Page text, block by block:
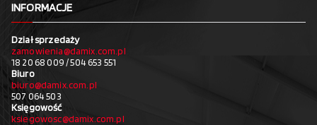
INFORMACJE
Dział sprzedaży
zamowienia@damix.com.pl
18 20 68 009 / 504 653 551
Biuro
biuro@damix.com.pl
507 064 503
Księgowość
ksiegowosc@damix.com.pl